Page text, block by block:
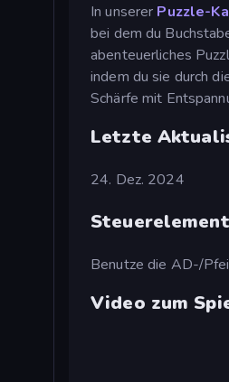
In unserer Puzzle-
bei dem du
abenteuerliches
indem du sie durch
Schärfe mit
Letzte
24. Dez. 2024
Benutze die AD-/
Video zum